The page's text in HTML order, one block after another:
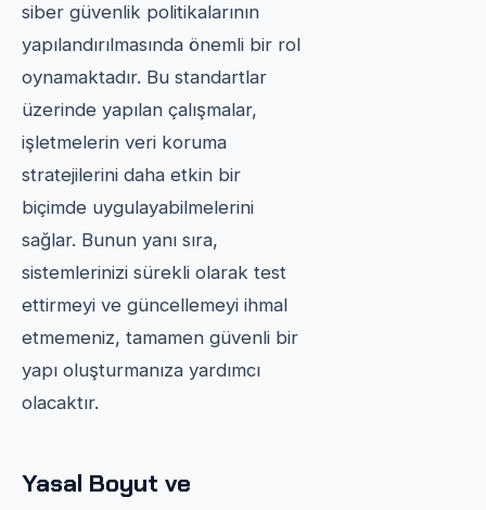
siber güvenlik politikalarının
yapılandırılmasında önemli bir rol
oynamaktadır. Bu standartlar
üzerinde yapılan çalışmalar,
işletmelerin veri koruma
stratejilerini daha etkin bir
biçimde uygulayabilmelerini
sağlar. Bunun yanı sıra,
sistemlerinizi sürekli olarak test
ettirmeyi ve güncellemeyi ihmal
etmemeniz, tamamen güvenli bir
yapı oluşturmanıza yardımcı
olacaktır.
Yasal Boyut ve